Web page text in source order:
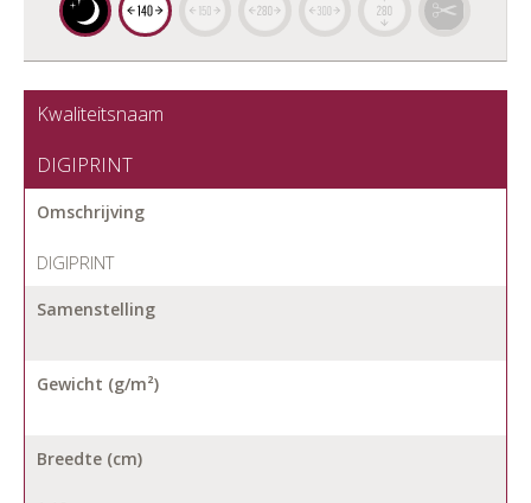
Kwaliteitsnaam
DIGIPRINT
Omschrijving
DIGIPRINT
Samenstelling
Gewicht (g/m²)
Breedte (cm)